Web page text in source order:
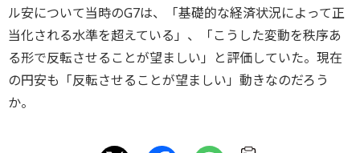
ル安について当時のG7は、「基礎的な経済状況によって正
当化される水準を超えている」、「こうした変動を秩序あ
る形で反転させることが望ましい」と評価していた。現在
の円安も「反転させることが望ましい」動きなのだろう
か。